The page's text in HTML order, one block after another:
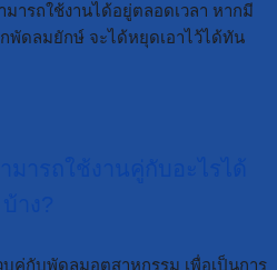
มารถใช้งานได้อยู่ตลอดเวลา หากมี
พัดลมยักษ์ จะได้หยุดเอาไว้ได้ทัน
คู่กับพัดลมอุตสาหกรรม เพื่อเป็นการ